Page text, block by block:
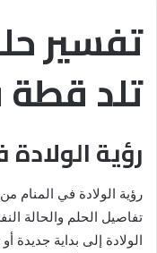
تفسير
تلد قطة
رؤية
رؤية الولادة في المنام
تفاصيل الحلم والحالة
الولادة إلى بداية